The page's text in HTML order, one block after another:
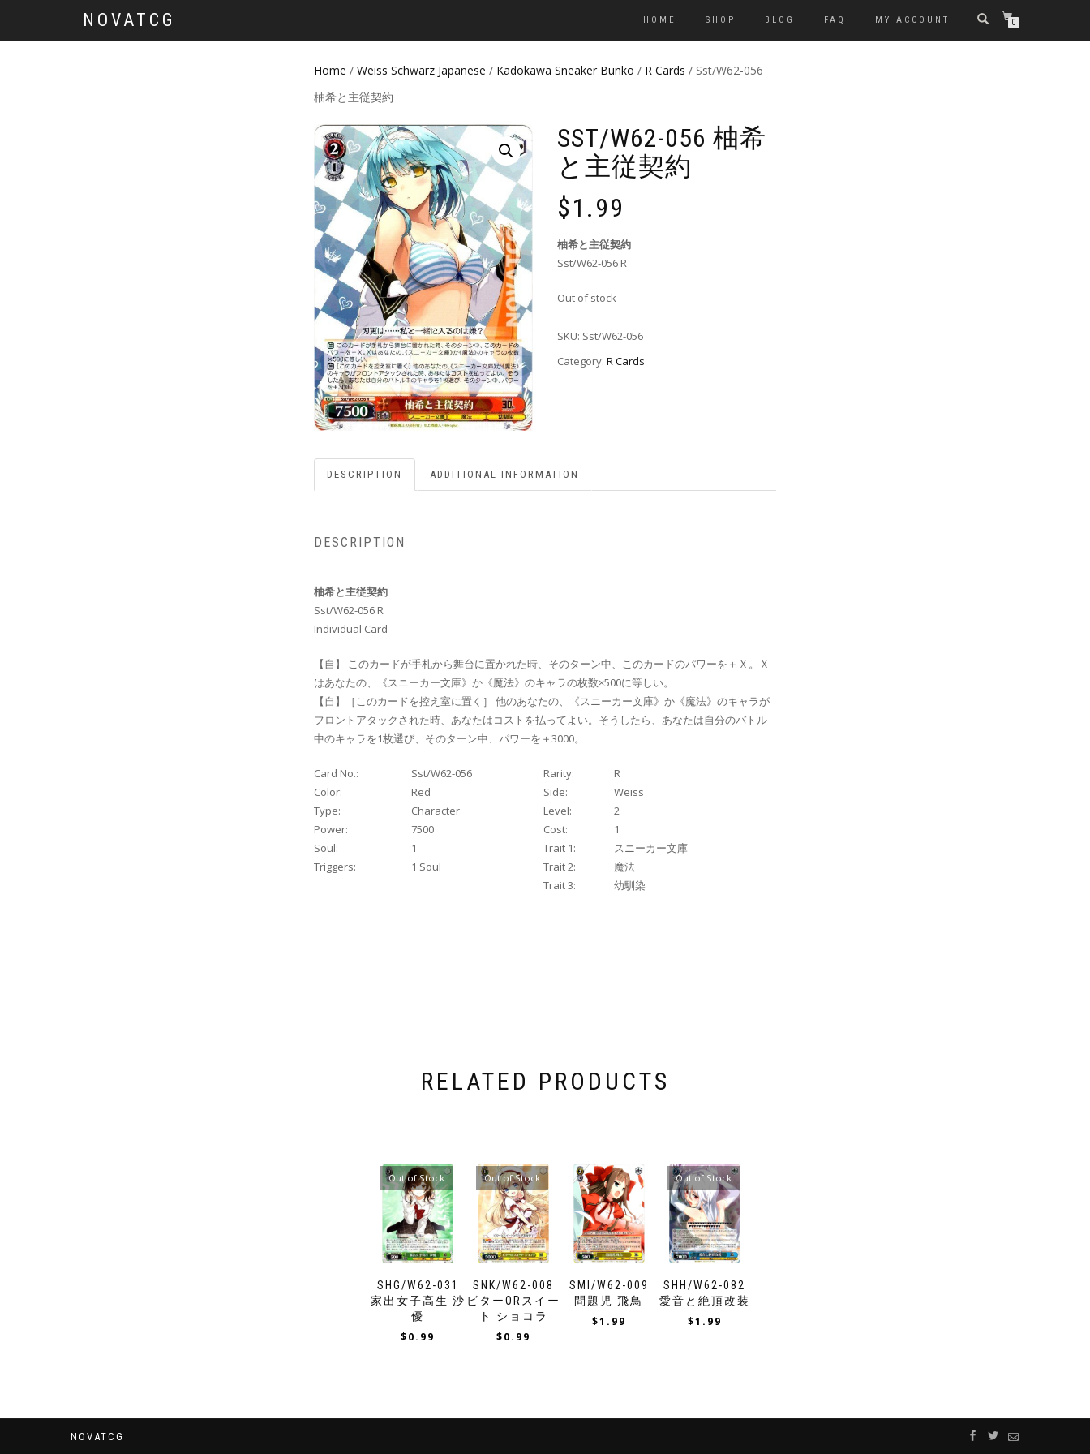
NOVATCG HOME SHOP BLOG FAQ MY ACCOUNT 0
Home / Weiss Schwarz Japanese / Kadokawa Sneaker Bunko / R Cards / Sst/W62-056
柚希と主従契約
SST/W62-056 柚希
と主従契約
$1.99
柚希と主従契約
Sst/W62-056 R
Out of stock
SKU: Sst/W62-056
Category: R Cards
DESCRIPTION ADDITIONAL INFORMATION
DESCRIPTION
柚希と主従契約
Sst/W62-056 R
Individual Card
【自】 このカードが手札から舞台に置かれた時、そのターン中、このカードのパワーを＋Ｘ。Ｘ
はあなたの、《スニーカー文庫》か《魔法》のキャラの枚数×500に等しい。
【自】［このカードを控え室に置く］ 他のあなたの、《スニーカー文庫》か《魔法》のキャラが
フロントアタックされた時、あなたはコストを払ってよい。そうしたら、あなたは自分のバトル
中のキャラを1枚選び、そのターン中、パワーを＋3000。
Card No.: Sst/W62-056 Rarity:
R
Color:
Red Side:
Weiss
Type:
Character Level:
2
Power:
7500 Cost:
1
Soul:
1 Trait 1:
スニーカー文庫
Triggers:
1 Soul Trait 2:
魔法
Trait 3:
幼馴染
RELATED PRODUCTS
SHG/W62-031
家出女子高生 沙
優
Out of Stock
$0.99
SNK/W62-008
ビターORスイー
ト ショコラ
Out of Stock
$0.99
SMI/W62-009
問題児 飛鳥
$1.99
SHH/W62-082
愛音と絶頂改装
Out of Stock
$1.99
NOVATCG